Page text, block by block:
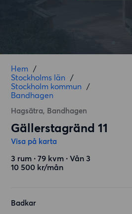
Hem /
Stockholms län /
Stockholm kommun /
Bandhagen
Hagsätra, Bandhagen
Gällerstagränd 11
Visa på karta
3 rum ∙ 79 kvm ∙ Vån 3
10 500 kr/mån
Badkar